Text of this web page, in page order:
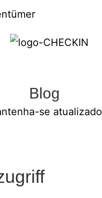
Blog
se atualizado